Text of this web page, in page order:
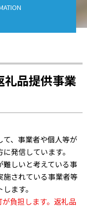
礼品提供事業
、事業者や個人等が
発信しています。
しいと考えている事
施されている事業者等
ます。
負担します。返礼品